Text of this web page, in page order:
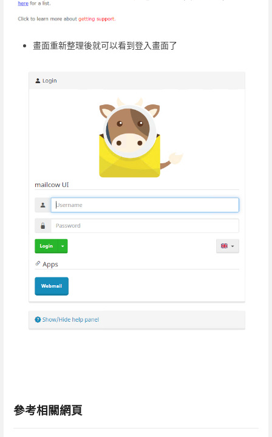
畫面重新整理後就可以看到登入畫面了
參考相關網頁